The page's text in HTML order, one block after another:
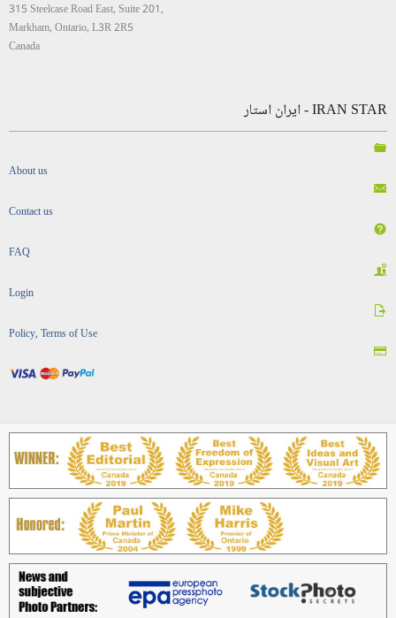
315 Steelcase Road East, Suite 201,
Markham, Ontario, L3R 2R5
Canada
IRAN STAR - ایران استار
About us
Contact us
FAQ
Login
Policy, Terms of Use